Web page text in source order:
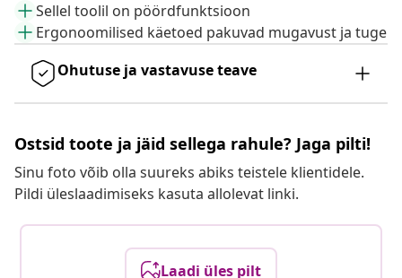
Sellel toolil on pöördfunktsioon
Ergonoomilised käetoed pakuvad mugavust ja tuge
Ohutuse ja vastavuse teave
Ostsid toote ja jäid sellega rahule? Jaga pilti!
Sinu foto võib olla suureks abiks teistele klientidele.
Pildi üleslaadimiseks kasuta allolevat linki.
Laadi üles pilt